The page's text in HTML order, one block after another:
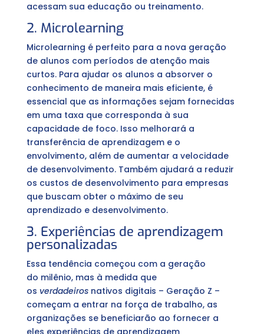
acessam sua educação ou treinamento.
2. Microlearning
Microlearning é perfeito para a nova geração
de alunos com períodos de atenção mais
curtos. Para ajudar os alunos a absorver o
conhecimento de maneira mais eficiente, é
essencial que as informações sejam fornecidas
em uma taxa que corresponda à sua
capacidade de foco. Isso melhorará a
transferência de aprendizagem e o
envolvimento, além de aumentar a velocidade
de desenvolvimento. Também ajudará a reduzir
os custos de desenvolvimento para empresas
que buscam obter o máximo de seu
aprendizado e desenvolvimento.
3. Experiências de aprendizagem
personalizadas
Essa tendência começou com a geração
do milênio, mas à medida que
os verdadeirosnativos digitais – Geração Z –
começam a entrar na força de trabalho, as
organizações se beneficiarão ao fornecer a